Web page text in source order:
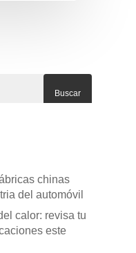
chinas
del automóvil
calor: revisa tu
este